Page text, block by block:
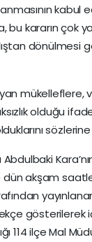
kabul
bu kararın çok
dönülmesi
mükelleflere,
olduğu
dün akşam
gösterilerek
114 ilçe Mal